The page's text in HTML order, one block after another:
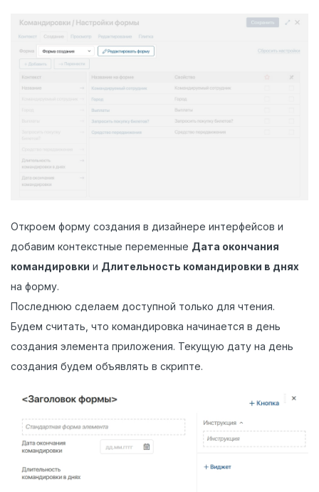
Откроем форму создания в дизайнере интерфейсов и
добавим контекстные переменные Дата окончания
командировки и Длительность командировки в днях
на форму.
Последнюю сделаем доступной только для чтения.
Будем считать, что командировка начинается в день
создания элемента приложения. Текущую дату на день
создания будем объявлять в скрипте.